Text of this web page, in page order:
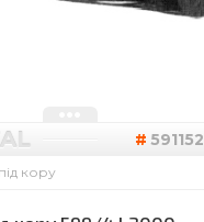
591152
кору